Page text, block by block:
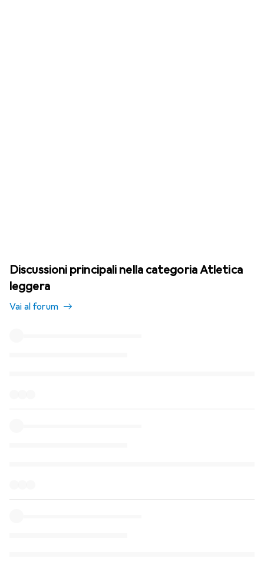
Discussioni principali nella categoria Atletica
leggera
Vai al forum